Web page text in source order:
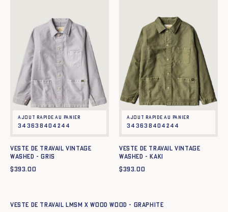
Ajout rapide au panier
34 3638 40 42 44
Veste de travail Vintage
Washed - GRIS
$393.00
Ajout rapide au panier
34 3638 40 42 44
Veste de travail Vintage
Washed - KAKI
$393.00
Veste de travail LMSM x Wood Wood - GRAPHITE